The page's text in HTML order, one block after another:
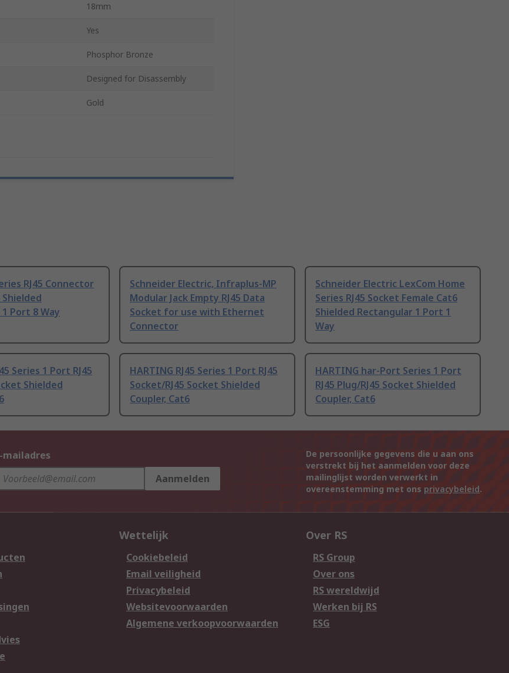
18mm
Yes
Phosphor Bronze
Designed for Disassembly
Gold
RJ45 Connector
Shielded
Port 8 Way
Schneider Electric, Infraplus-MP
Modular Jack Empty RJ45 Data
Socket for use with Ethernet
Connector
Schneider Electric LexCom Home
Series RJ45 Socket Female Cat6
Shielded Rectangular 1 Port 1
Way
Series 1 Port RJ45
Shielded
HARTING RJ45 Series 1 Port RJ45
Socket/RJ45 Socket Shielded
Coupler, Cat6
HARTING har-Port Series 1 Port
RJ45 Plug/RJ45 Socket Shielded
Coupler, Cat6
mailadres
Aanmelden
De persoonlijke gegevens die u aan ons
verstrekt bij het aanmelden voor deze
mailinglijst worden verwerkt in
overeenstemming met ons privacybeleid.
Wettelijk
Cookiebeleid
Email veiligheid
Privacybeleid
Websitevoorwaarden
Algemene verkoopvoorwaarden
Over RS
RS Group
Over ons
RS wereldwijd
Werken bij RS
ESG